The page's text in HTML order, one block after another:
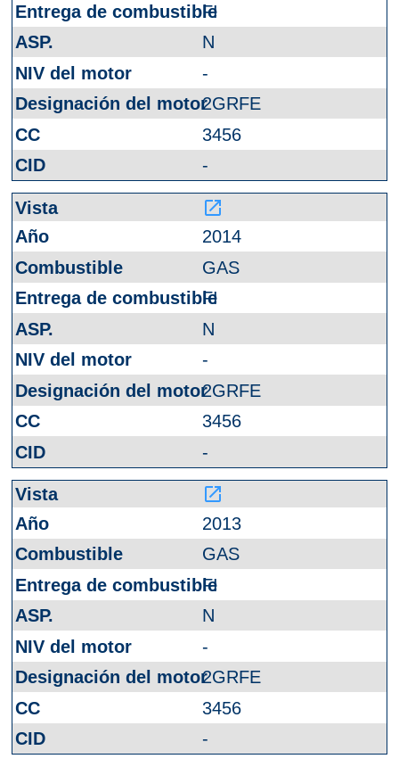
FI
N
-
2GRFE
3456
-
launch
2014
GAS
FI
N
-
2GRFE
3456
-
launch
2013
GAS
FI
N
-
2GRFE
3456
-